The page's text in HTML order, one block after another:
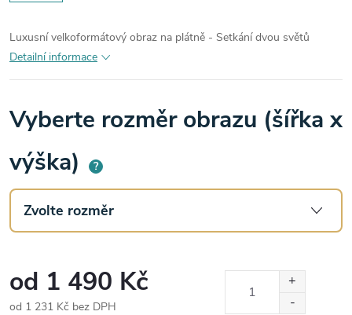
Luxusní velkoformátový obraz na plátně - Setkání dvou světů
Detailní informace
Vyberte rozměr obrazu (šířka x
výška)
?
od 1 490 Kč
od 1 231 Kč bez DPH